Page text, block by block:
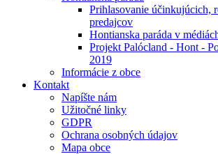
Prihlasovanie účinkujúcich,
predajcov
Hontianska paráda v
Projekt Palócland - Hont -
2019
Informácie z obce
Kontakt
Napíšte nám
Užitočné linky
GDPR
Ochrana osobných údajov
Mapa obce